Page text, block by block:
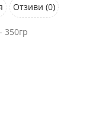
Отзиви (0)
350гр